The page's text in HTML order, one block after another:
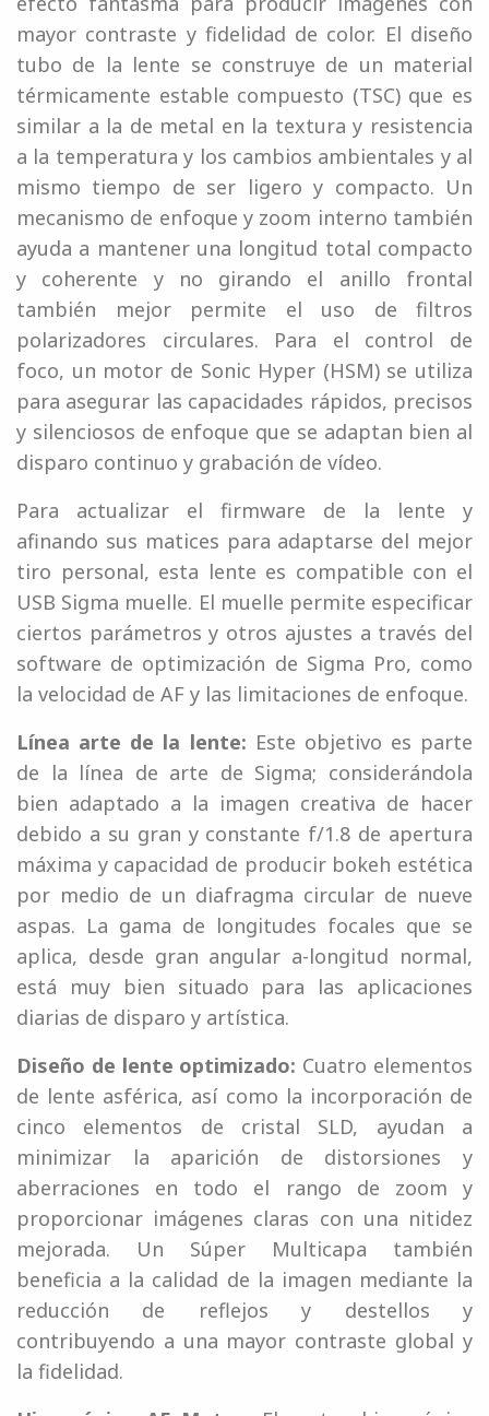
mayor contraste y fidelidad de color. El diseño
tubo de la lente se construye de un material
térmicamente estable compuesto (TSC) que es
similar a la de metal en la textura y resistencia
a la temperatura y los cambios ambientales y al
mismo tiempo de ser ligero y compacto. Un
mecanismo de enfoque y zoom interno también
ayuda a mantener una longitud total compacto
y coherente y no girando el anillo frontal
también mejor permite el uso de filtros
polarizadores circulares. Para el control de
foco, un motor de Sonic Hyper (HSM) se utiliza
para asegurar las capacidades rápidos, precisos
y silenciosos de enfoque que se adaptan bien al
disparo continuo y grabación de vídeo.
Para actualizar el firmware de la lente y
afinando sus matices para adaptarse del mejor
tiro personal, esta lente es compatible con el
USB Sigma muelle. El muelle permite especificar
ciertos parámetros y otros ajustes a través del
software de optimización de Sigma Pro, como
la velocidad de AF y las limitaciones de enfoque.
Línea arte de la lente: Este objetivo es parte
de la línea de arte de Sigma; considerándola
bien adaptado a la imagen creativa de hacer
debido a su gran y constante f/1.8 de apertura
máxima y capacidad de producir bokeh estética
por medio de un diafragma circular de nueve
aspas. La gama de longitudes focales que se
aplica, desde gran angular a-longitud normal,
está muy bien situado para las aplicaciones
diarias de disparo y artística.
Diseño de lente optimizado: Cuatro elementos
de lente asférica, así como la incorporación de
cinco elementos de cristal SLD, ayudan a
minimizar la aparición de distorsiones y
aberraciones en todo el rango de zoom y
proporcionar imágenes claras con una nitidez
mejorada. Un Súper Multicapa también
beneficia a la calidad de la imagen mediante la
reducción de reflejos y destellos y
contribuyendo a una mayor contraste global y
la fidelidad.